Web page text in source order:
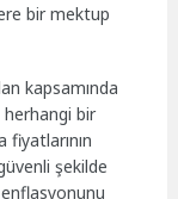
bir mektup
kapsamında
bir
fiyatlarının
şekilde